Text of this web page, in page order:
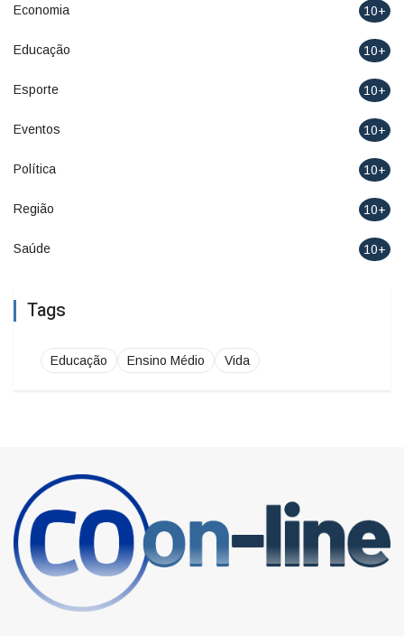
Economia 10+
Educação 10+
Esporte 10+
Eventos 10+
Política 10+
Região 10+
Saúde 10+
Tags
Educação Ensino Médio Vida